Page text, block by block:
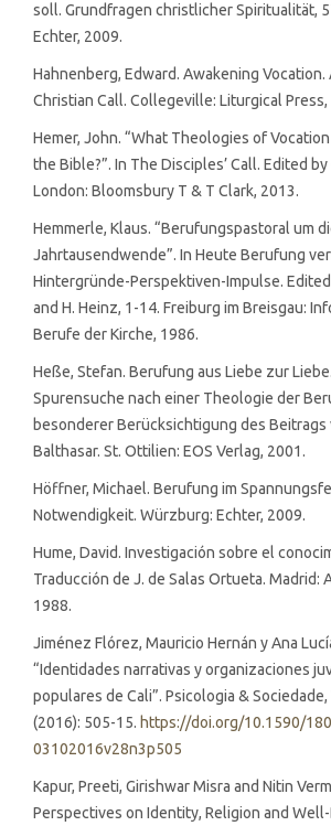
soll. Grundfragen christlicher Spiritualität,
Echter, 2009.
Hahnenberg, Edward. Awakening
Christian Call. Collegeville: Liturgical Press,
Hemer, John. “What Theologies of
the Bible?”. In The Disciples’ Call. Edited
London: Bloomsbury T & T Clark, 2013.
Hemmerle, Klaus. “Berufungspastoral um
Jahrtausendwende”. In Heute Berufung
Hintergründe-Perspektiven-Impulse. Edited
and H. Heinz, 1-14. Freiburg im Breisgau:
Berufe der Kirche, 1986.
Heße, Stefan. Berufung aus Liebe zur
Spurensuche nach einer Theologie der
besonderer Berücksichtigung des Beitrags
Balthasar. St. Ottilien: EOS Verlag, 2001.
Höffner, Michael. Berufung im
Notwendigkeit. Würzburg: Echter, 2009.
Hume, David. Investigación sobre el
Traducción de J. de Salas Ortueta. Madrid:
1988.
Jiménez Flórez, Mauricio Hernán y Ana
“Identidades narrativas y organizaciones
populares de Cali”. Psicologia & Sociedade,
(2016): 505-15. https://doi.org/10.1590/
03102016v28n3p505
Kapur, Preeti, Girishwar Misra and Nitin
Perspectives on Identity, Religion and